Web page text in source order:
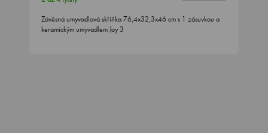
Závěsná umyvadlová skříňka 76,4x32,3x46 cm s 1 zásuvkou a
keramickým umyvadlem Joy 3